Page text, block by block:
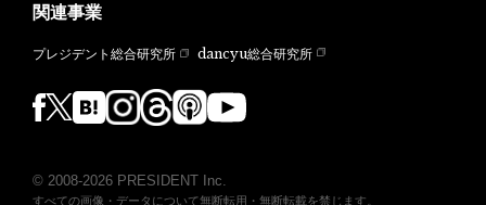
関連事業
プレジデント総合研究所 dancyu総合研究所
© 2008-2026 PRESIDENT Inc.
すべての画像・データについて無断転用・無断転載を禁じます。